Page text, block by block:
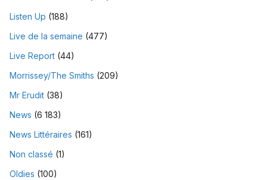
Listen Up (188)
Live de la semaine (477)
Live Report (44)
Morrissey/The Smiths (209)
Mr Erudit (38)
News (6 183)
News Littéraires (161)
Non classé (1)
Oldies (100)